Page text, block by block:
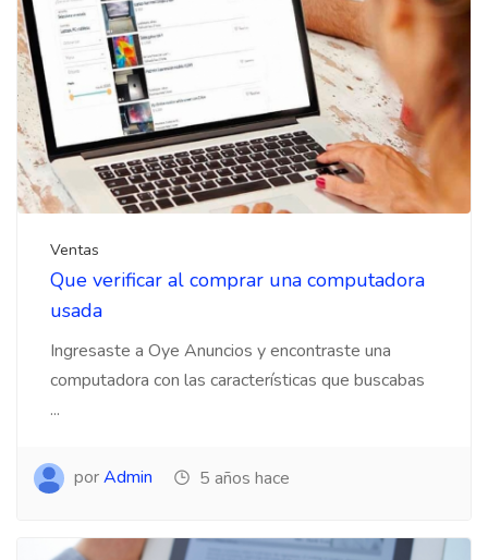
Ventas
Que verificar al comprar una computadora
usada
Ingresaste a Oye Anuncios y encontraste una
computadora con las características que buscabas
...
porAdmin 5 años hace